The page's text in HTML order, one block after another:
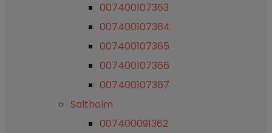
007400107363
007400107364
007400107365
007400107366
007400107367
Saltholm
007400091362